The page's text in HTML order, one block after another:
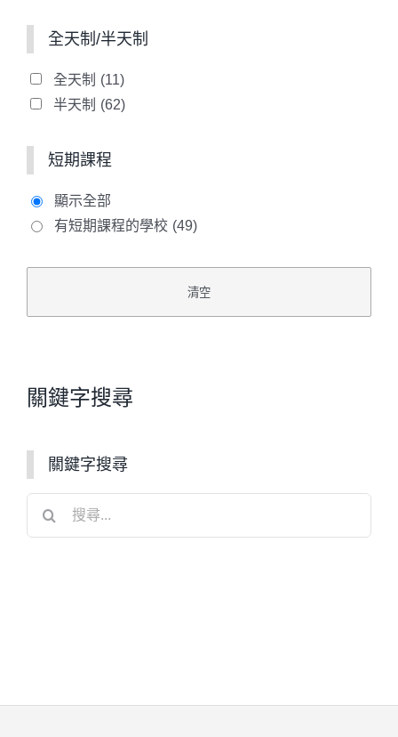
全天制/半天制
全天制 (11)
半天制 (62)
短期課程
顯示全部
有短期課程的學校 (49)
關鍵字搜尋
關鍵字搜尋